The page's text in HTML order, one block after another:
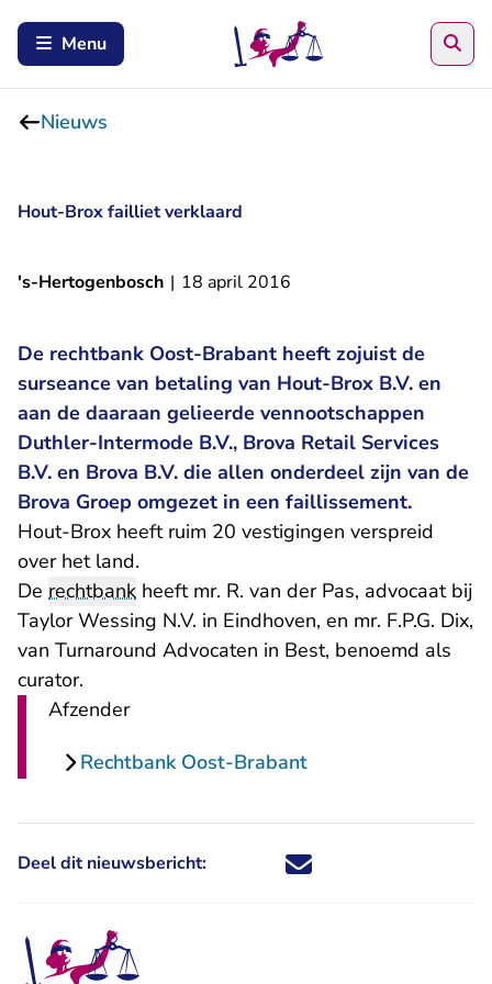
Menu
Nieuws
Hout-Brox failliet verklaard
's-Hertogenbosch | 18 april 2016
De rechtbank Oost-Brabant heeft zojuist de
surseance van betaling van Hout-Brox B.V. en
aan de daaraan gelieerde vennootschappen
Duthler-Intermode B.V., Brova Retail Services
B.V. en Brova B.V. die allen onderdeel zijn van de
Brova Groep omgezet in een faillissement.
Hout-Brox heeft ruim 20 vestigingen verspreid
over het land.
De rechtbank heeft mr. R. van der Pas, advocaat bij
Taylor Wessing N.V. in Eindhoven, en mr. F.P.G. Dix,
van Turnaround Advocaten in Best, benoemd als
curator.
Afzender
Rechtbank Oost-Brabant
Deel dit nieuwsbericht: Deel dit nieuwsbericht via X -
Deel dit nieuwsbericht via
Deel dit nieuwsbericht
Deel dit